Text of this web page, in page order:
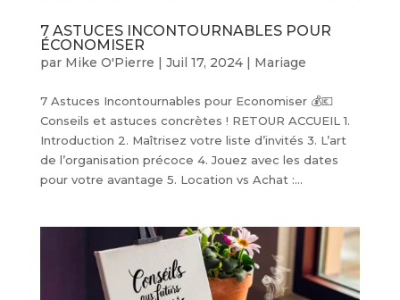
7 ASTUCES INCONTOURNABLES POUR
ÉCONOMISER
par Mike O'Pierre | Juil 17, 2024| Mariage
7 Astuces Incontournables pour Economiser 💰💶
Conseils et astuces concrètes ! RETOUR ACCUEIL 1.
Introduction 2. Maîtrisez votre liste d’invités 3. L’art
de l’organisation précoce 4. Jouez avec les dates
pour votre avantage 5. Location vs Achat :...